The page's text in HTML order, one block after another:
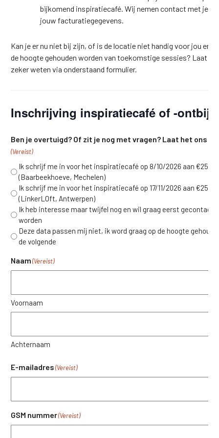
bijkomend inspiratiecafé. Wij nemen contact met je
jouw facturatiegegevens.
Kan je er nu niet bij zijn, of is de locatie niet handig voor jou en
de hoogte gehouden worden van toekomstige sessies? Laat
zeker weten via onderstaand formulier.
Inschrijving inspiratiecafé of -ontbijt
Ben je overtuigd? Of zit je nog met vragen? Laat het ons
(Vereist)
Ik schrijf me in voor het inspiratiecafé op 8/10/2026 aan €25
(Baarbeekhoeve, Mechelen)
Ik schrijf me in voor het inspiratiecafé op 17/11/2026 aan €25
(LinkerLOft, Antwerpen)
Ik heb interesse maar twijfel nog en wil graag eerst
worden
Deze data passen mij niet, ik word graag op de hoogte
de volgende
Naam (Vereist)
Voornaam
Achternaam
E-mailadres (Vereist)
GSM nummer(Vereist)